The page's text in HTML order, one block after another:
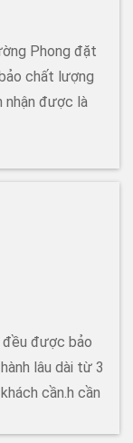
Phong đặt
chất lượng
nhận được là
đều được bảo
lâu dài từ 3
cần.h cần